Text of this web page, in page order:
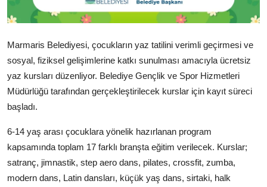
Marmaris Belediyesi, çocukların yaz tatilini verimli geçirmesi ve
sosyal, fiziksel gelişimlerine katkı sunulması amacıyla ücretsiz
yaz kursları düzenliyor. Belediye Gençlik ve Spor Hizmetleri
Müdürlüğü tarafından gerçekleştirilecek kurslar için kayıt süreci
başladı.
6-14 yaş arası çocuklara yönelik hazırlanan program
kapsamında toplam 17 farklı branşta eğitim verilecek. Kurslar;
satranç, jimnastik, step aero dans, pilates, crossfit, zumba,
modern dans, Latin dansları, küçük yaş dans, sirtaki, halk